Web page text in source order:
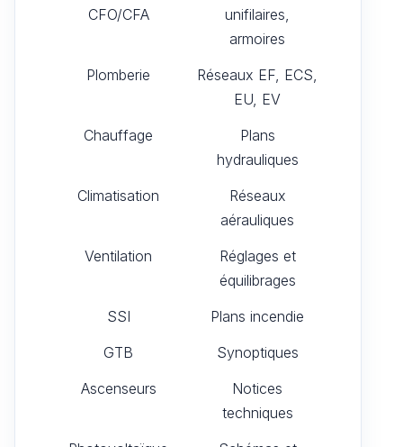
CFO/CFA
unifilaires,
armoires
Plomberie
Réseaux EF, ECS,
EU, EV
Chauffage
Plans
hydrauliques
Climatisation
Réseaux
aérauliques
Ventilation
Réglages et
équilibrages
SSI
Plans incendie
GTB
Synoptiques
Ascenseurs
Notices
techniques